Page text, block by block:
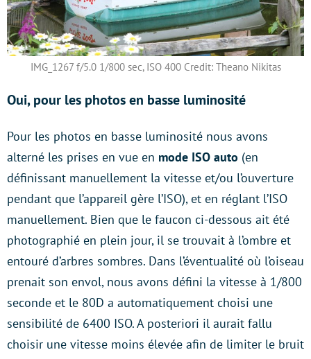
IMG_1267 f/5.0 1/800 sec, ISO 400 Credit: Theano Nikitas
Oui, pour les photos en basse luminosité
Pour les photos en basse luminosité nous avons
alterné les prises en vue en mode ISO auto (en
définissant manuellement la vitesse et/ou l’ouverture
pendant que l’appareil gère l’ISO), et en réglant l’ISO
manuellement. Bien que le faucon ci-dessous ait été
photographié en plein jour, il se trouvait à l’ombre et
entouré d’arbres sombres. Dans l’éventualité où l’oiseau
prenait son envol, nous avons défini la vitesse à 1/800
seconde et le 80D a automatiquement choisi une
sensibilité de 6400 ISO. A posteriori il aurait fallu
choisir une vitesse moins élevée afin de limiter le bruit